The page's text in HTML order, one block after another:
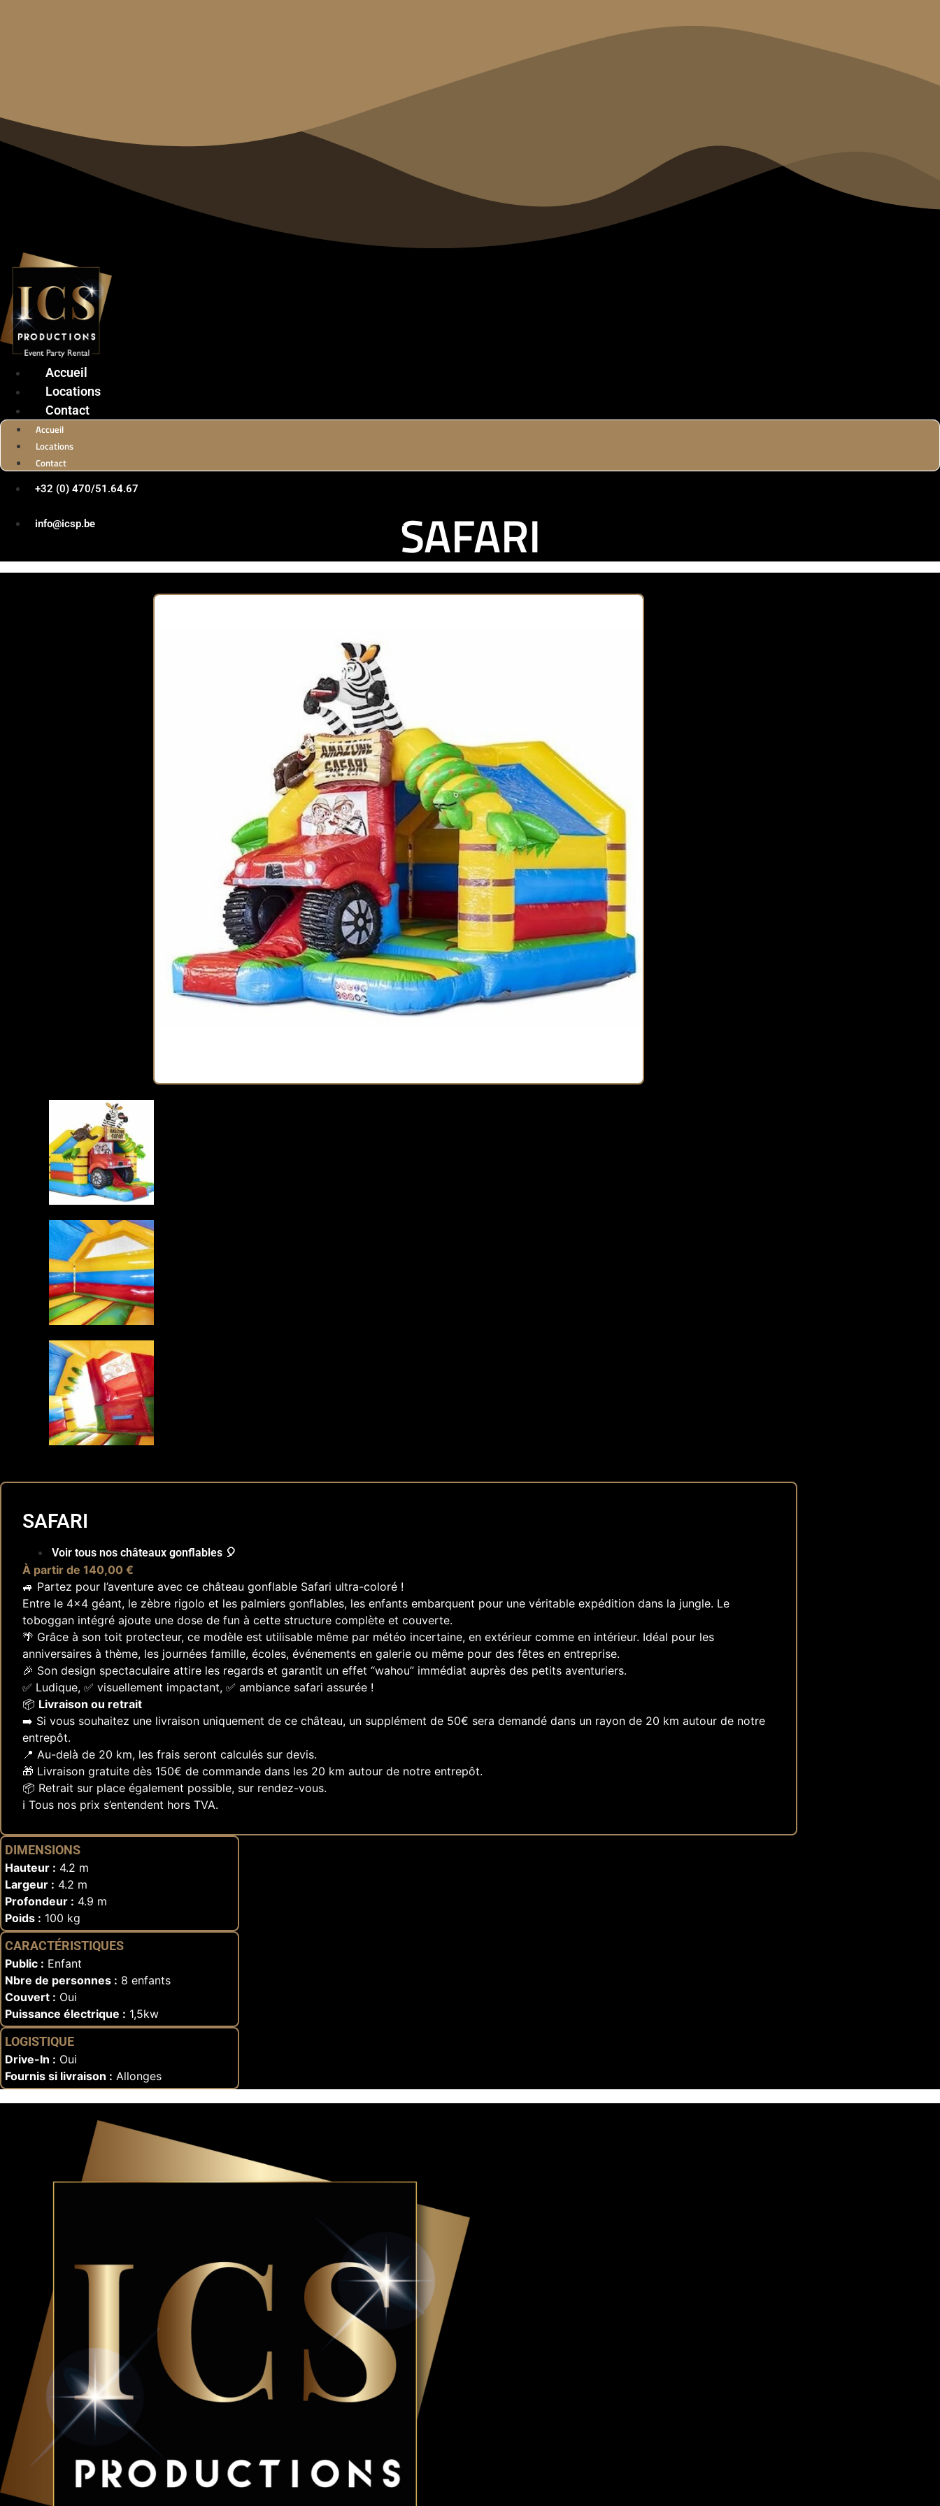
Accueil
Locations
Contact
Accueil
Locations
Contact
+32 (0) 470/51.64.67
info@icsp.be SAFARI
SAFARI
Voir tous nos châteaux gonflables 🎈
À partir de 140,00 €
🚙 Partez pour l’aventure avec ce château gonflable Safari ultra-coloré !
Entre le 4x4 géant, le zèbre rigolo et les palmiers gonflables, les enfants embarquent pour une véritable expédition dans la jungle. Le
toboggan intégré ajoute une dose de fun à cette structure complète et couverte.
🌴 Grâce à son toit protecteur, ce modèle est utilisable même par météo incertaine, en extérieur comme en intérieur. Idéal pour les
anniversaires à thème, les journées famille, écoles, événements en galerie ou même pour des fêtes en entreprise.
🎉 Son design spectaculaire attire les regards et garantit un effet “wahou” immédiat auprès des petits aventuriers.
✅ Ludique, ✅ visuellement impactant, ✅ ambiance safari assurée !
📦 Livraison ou retrait
➡️ Si vous souhaitez une livraison uniquement de ce château, un supplément de 50€ sera demandé dans un rayon de 20 km autour de notre
entrepôt.
📍 Au-delà de 20 km, les frais seront calculés sur devis.
🎁 Livraison gratuite dès 150€ de commande dans les 20 km autour de notre entrepôt.
📦 Retrait sur place également possible, sur rendez-vous.
ℹ️ Tous nos prix s’entendent hors TVA.
DIMENSIONS
Hauteur : 4.2 m
Largeur : 4.2 m
Profondeur : 4.9 m
Poids : 100 kg
CARACTÉRISTIQUES
Public : Enfant
Nbre de personnes : 8 enfants
Couvert : Oui
Puissance électrique : 1,5kw
LOGISTIQUE
Drive-In : Oui
Fournis si livraison : Allonges